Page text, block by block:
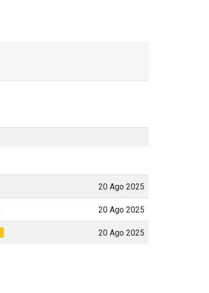
20 Ago 2025
20 Ago 2025
20 Ago 2025